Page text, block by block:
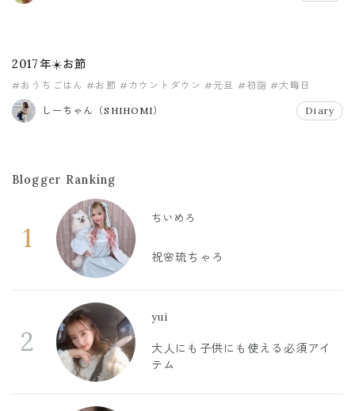
2017年☀️お節
#おうちごはん #お節 #カウントダウン #元旦 #初詣 #大晦日
しーちゃん（SHIHOMI） Diary
Blogger Ranking
1
ちいめろ
祝🌸琉ちゃろ
2
yui
大人にも子供にも使える必須アイ
テム